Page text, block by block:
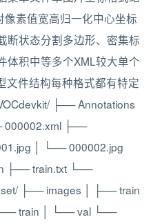
像素值宽高归一化中心坐标
断状态分割多边形、密集标
体积中等多个XML较大单个
文件结构每种格式都有特定
├── Annotations
000002.xml ├──
│ └── 000002.jpg
├── train.txt └──
├── images │ ├── train
train │ └── val └──